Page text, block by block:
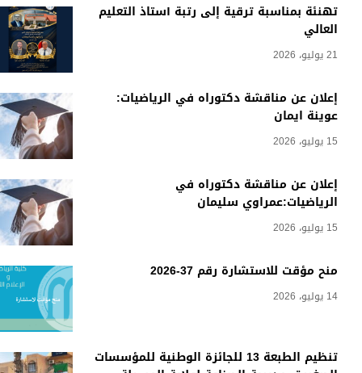
تهنئة بمناسبة ترقية إلى رتبة أستاذ التعليم
العالي
21 يوليو، 2026
إعلان عن مناقشة دكتوراه في الرياضيات:
عوينة ايمان
15 يوليو، 2026
إعلان عن مناقشة دكتوراه في
الرياضيات:عمراوي سليمان
15 يوليو، 2026
منح مؤقت للاستشارة رقم 37-2026
14 يوليو، 2026
تنظيم الطبعة 13 للجائزة الوطنية للمؤسسات